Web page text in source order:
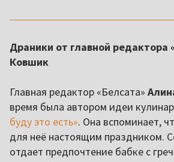
Драники от главной редактора
Ковшик
Главная редактор «Белсата»
время была автором идеи
буду это есть». Она вспоминает,
для неё настоящим праздником.
отдает предпочтение бабке с